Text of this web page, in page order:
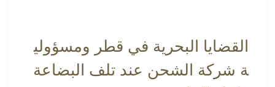
القضايا البحرية في قطر ومسؤولي
ة شركة الشحن عند تلف البضاعة